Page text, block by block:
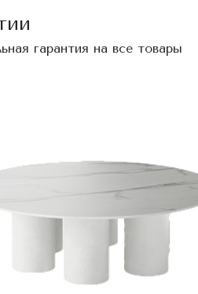
гарантия на все товары